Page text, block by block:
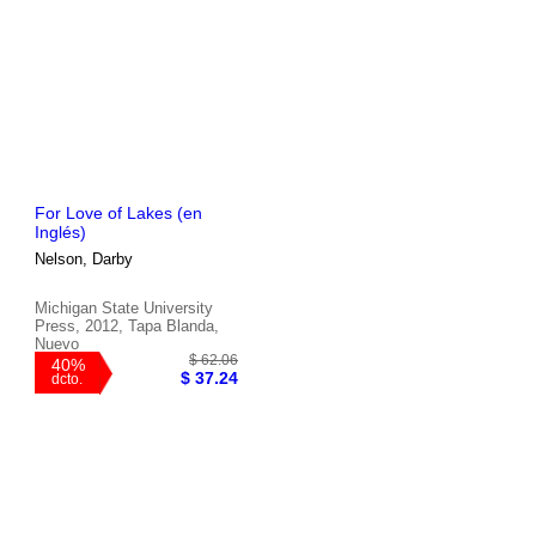
45%
dcto.
For Love of Lakes (en
Inglés)
Nelson, Darby
Michigan State University
Press, 2012, Tapa Blanda,
Nuevo